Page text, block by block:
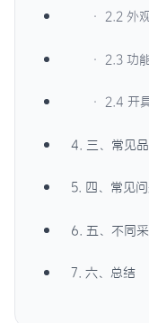
· 2.2 外
· 2.3 功
· 2.4 开
4. 三、常见
5. 四、常见
6. 五、不同
7. 六、总结